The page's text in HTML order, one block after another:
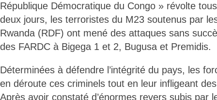
République Démocratique du Congo » révolte
deux jours, les terroristes du M23 soutenus par
Rwanda (RDF) ont mené des attaques sans
des FARDC à Bigega 1 et 2, Bugusa et Premidis.
Déterminées à défendre l’intégrité du pays, les
en déroute ces criminels tout en leur infligeant
Après avoir constaté d’énormes revers subis par